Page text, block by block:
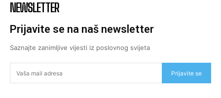
NEWSLETTER
Prijavite se na naš newsletter
Saznajte zanimljive vijesti iz poslovnog svijeta
Prijavite se